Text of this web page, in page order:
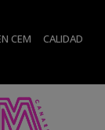
CEM CALIDAD